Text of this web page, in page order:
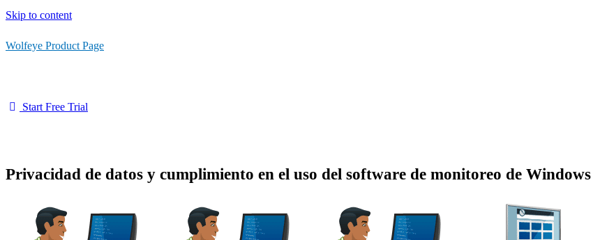
Skip to content
Wolfeye Product Page
Start Free Trial
Privacidad de datos y cumplimiento en el uso del software de monitoreo de Windows